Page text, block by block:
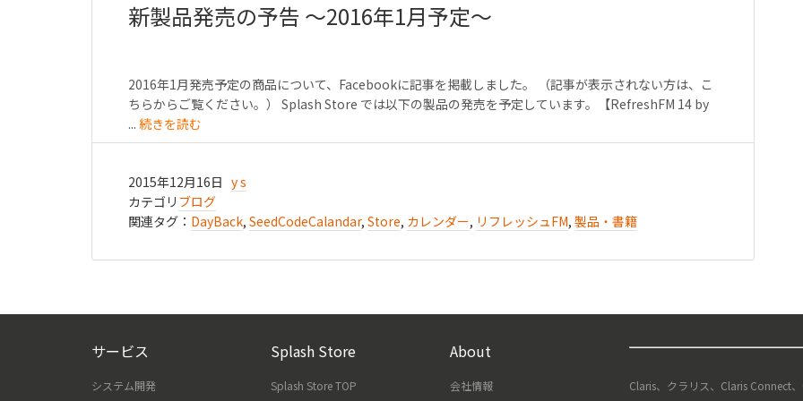
新製品発売の予告 〜2016年1月予定〜
2016年1月発売予定の商品について、Facebookに記事を掲載しました。 （記事が表示されない方は、こ
ちらからご覧ください。） Splash Store では以下の製品の発売を予定しています。【RefreshFM 14 by
... 続きを読む
2015年12月16日 y s
カテゴリ ブログ
関連タグ： DayBack, SeedCodeCalandar, Store, カレンダー, リフレッシュFM, 製品・書籍
サービス
システム開発
Splash Store
Splash Store TOP
About
会社情報
Claris、クラリス、Claris Connect